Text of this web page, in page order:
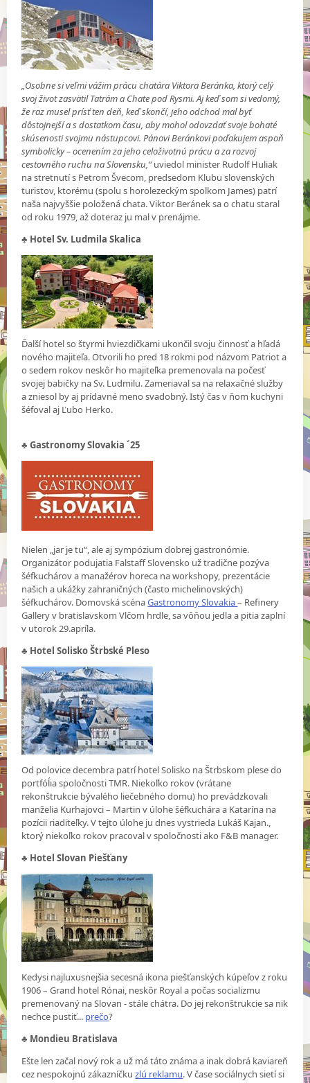
„Osobne si veľmi vážim prácu chatára Viktora Beránka, ktorý celý
svoj život zasvätil Tatrám a Chate pod Rysmi. Aj keď som si vedomý,
že raz musel prísť ten deň, keď skončí, jeho odchod mal byť
dôstojnejší a s dostatkom času, aby mohol odovzdať svoje bohaté
skúsenosti svojmu nástupcovi. Pánovi Beránkovi poďakujem aspoň
symbolicky – ocenením za jeho celoživotnú prácu a za rozvoj
cestovného ruchu na Slovensku,“uviedol minister Rudolf Huliak
na stretnutí s Petrom Švecom, predsedom Klubu slovenských
turistov, ktorému (spolu s horolezeckým spolkom James) patrí
naša najvyššie položená chata. Viktor Beránek sa o chatu staral
od roku 1979, až doteraz ju mal v prenájme.
♣ Hotel Sv. Ludmila Skalica
Ďalší hotel so štyrmi hviezdičkami ukončil svoju činnosť a hľadá
nového majiteľa. Otvorili ho pred 18 rokmi pod názvom Patriot a
o sedem rokov neskôr ho majiteľka premenovala na počesť
svojej babičky na Sv. Ludmilu. Zameriaval sa na relaxačné služby
a zniesol by aj prídavné meno svadobný. Istý čas v ňom kuchyni
šéfoval aj Ľubo Herko.
♣Gastronomy Slovakia ´25
Nielen „jar je tu“, ale aj sympózium dobrej gastronómie.
Organizátor podujatia Falstaff Slovensko už tradične pozýva
šéfkuchárov a manažérov horeca na workshopy, prezentácie
našich a ukážky zahraničných (často michelinovských)
šéfkuchárov. Domovská scénaGastronomy Slovakia– Refinery
Gallery v bratislavskom Vlčom hrdle, sa vôňou jedla a pitia zaplní
v utorok 29.apríla.
♣ Hotel Solisko Štrbské Pleso
Od polovice decembra patrí hotel Solisko na Štrbskom plese do
portfóĺia spoločnosti TMR. Niekoľko rokov (vrátane
rekonštrukcie bývalého liečebného domu) ho prevádzkovali
manželia Kurhajovci – Martin v úlohe šéfkuchára a Katarína na
pozícii riaditeľky. V tejto úlohe ju dnes vystrieda Lukáš Kajan.,
ktorý niekoľko rokov pracoval v spoločnosti ako F&B manager.
♣ Hotel Slovan Piešťany
Kedysi najluxusnejšia secesná ikona piešťanských kúpeľov z roku
1906 – Grand hotel Rónai, neskôr Royal a počas socializmu
premenovaný na Slovan - stále chátra. Do jej rekonštrukcie sa nik
nechce pustiť... prečo?
♣ Mondieu Bratislava
Ešte len začal nový rok a už má táto známa a inak dobrá kaviareň
cez nespokojnú zákazníčkuzlú reklamu. V čase sociálnych sietí si